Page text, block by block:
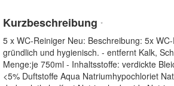
Kurzbeschreibung *
5 x WC-Reiniger Neu: Beschreibung: 5x
gründlich und hygienisch. - entfernt Kalk,
Menge:je 750ml - Inhaltsstoffe: verdickte
<5% Duftstoffe Aqua Natriumhypochloriet